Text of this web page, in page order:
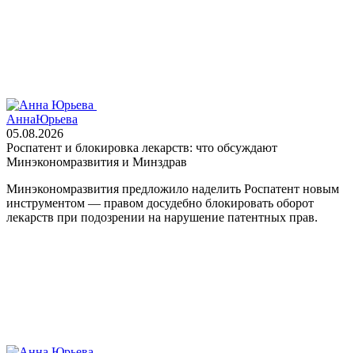
АннаЮрьева
05.08.2026
Роспатент и блокировка лекарств: что обсуждают
Минэкономразвития и Минздрав
Минэкономразвития предложило наделить Роспатент новым
инструментом — правом досудебно блокировать оборот
лекарств при подозрении на нарушение патентных прав.